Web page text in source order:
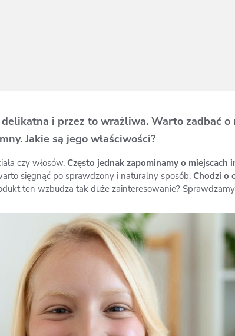
i przez to wrażliwa. Warto zadbać o
Jakie są jego właściwości?
czy włosów. Często jednak zapominamy o miejscach
sięgnąć po sprawdzony i naturalny sposób. Chodzi o
ten wzbudza tak duże zainteresowanie?